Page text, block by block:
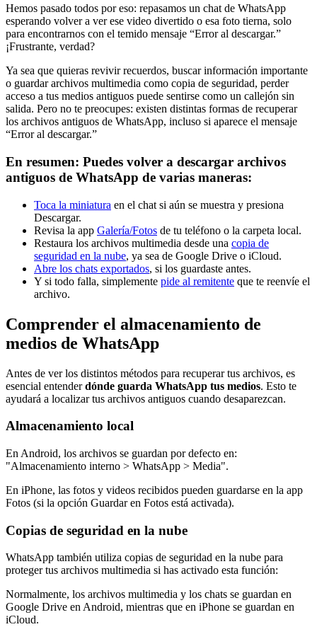
Hemos pasado todos por eso: repasamos un chat de WhatsApp
esperando volver a ver ese video divertido o esa foto tierna, solo
para encontrarnos con el temido mensaje “Error al descargar.”
¡Frustrante, verdad?
Ya sea que quieras revivir recuerdos, buscar información importante
o guardar archivos multimedia como copia de seguridad, perder
acceso a tus medios antiguos puede sentirse como un callejón sin
salida. Pero no te preocupes: existen distintas formas de recuperar
los archivos antiguos de WhatsApp, incluso si aparece el mensaje
“Error al descargar.”
En resumen: Puedes volver a descargar archivos
antiguos de WhatsApp de varias maneras:
Toca la miniatura en el chat si aún se muestra y presiona
Descargar.
Revisa la app Galería/Fotos de tu teléfono o la carpeta local.
Restaura los archivos multimedia desde una copia de
seguridad en la nube, ya sea de Google Drive o iCloud.
Abre los chats exportados, si los guardaste antes.
Y si todo falla, simplemente pide al remitente que te reenvíe el
archivo.
Comprender el almacenamiento de
medios de WhatsApp
Antes de ver los distintos métodos para recuperar tus archivos, es
esencial entenderdónde guarda WhatsApp tus medios. Esto te
ayudará a localizar tus archivos antiguos cuando desaparezcan.
Almacenamiento local
En Android, los archivos se guardan por defecto en:
"Almacenamiento interno > WhatsApp > Media".
En iPhone, las fotos y videos recibidos pueden guardarse en la app
Fotos (si la opción Guardar en Fotos está activada).
Copias de seguridad en la nube
WhatsApp también utiliza copias de seguridad en la nube para
proteger tus archivos multimedia si has activado esta función:
Normalmente, los archivos multimedia y los chats se guardan en
Google Drive en Android, mientras que en iPhone se guardan en
iCloud.